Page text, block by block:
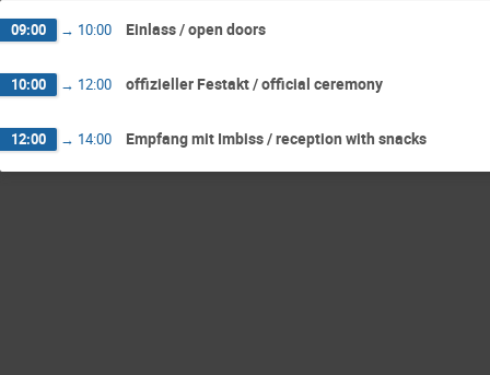
09:00 → 10:00 Einlass / open doors
10:00 → 12:00 offizieller Festakt / official ceremony
12:00 → 14:00 Empfang mit Imbiss / reception with snacks